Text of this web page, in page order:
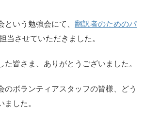
いう勉強会にて、 翻訳者のためのパ
当させていただきました。
た皆さま、ありがとうございました。
のボランティアスタッフの皆様、どう
ました。